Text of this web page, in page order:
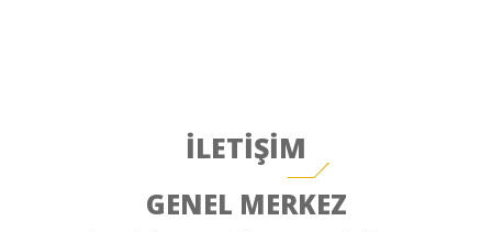
İLETİŞİM
GENEL MERKEZ